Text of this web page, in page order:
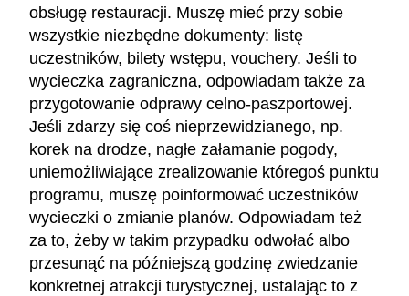
obsługę restauracji. Muszę mieć przy sobie
wszystkie niezbędne dokumenty: listę
uczestników, bilety wstępu, vouchery. Jeśli to
wycieczka zagraniczna, odpowiadam także za
przygotowanie odprawy celno-paszportowej.
Jeśli zdarzy się coś nieprzewidzianego, np.
korek na drodze, nagłe załamanie pogody,
uniemożliwiające zrealizowanie któregoś punktu
programu, muszę poinformować uczestników
wycieczki o zmianie planów. Odpowiadam też
za to, żeby w takim przypadku odwołać albo
przesunąć na późniejszą godzinę zwiedzanie
konkretnej atrakcji turystycznej, ustalając to z